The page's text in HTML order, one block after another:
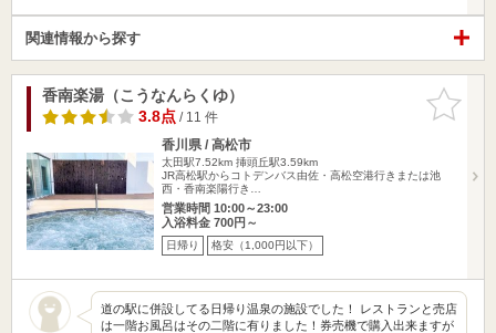
関連情報から探す
お気に入
りに追加
香南楽湯（こうなんらくゆ）
3.8点/ 11 件
香川県 / 高松市
太田駅7.52km 挿頭丘駅3.59km
JR高松駅からコトデンバス由佐・高松空港行きまたは池
西・香南楽陽行き…
営業時間 10:00～23:00
入浴料金 700円～
日帰り 格安（1,000円以下）
道の駅に併設してる日帰り温泉の施設でした！ レストランと売店
は一階お風呂はその二階に有りました！券売機で購入出来ますが